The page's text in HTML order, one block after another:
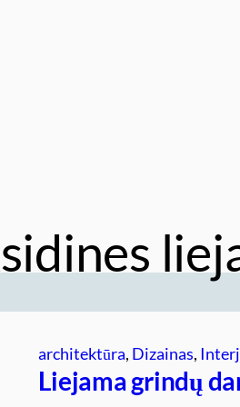
architektūra, Dizainas,
Liejama grindų